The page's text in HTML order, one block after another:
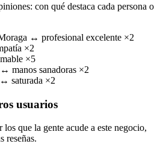
con qué destaca cada persona o
↔ profesional excelente ×2
×2
×5
↔ manos sanadoras ×2
↔ saturada ×2
usuarios
que la gente acude a este negocio,
reseñas.